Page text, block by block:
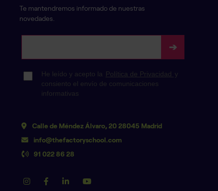
Te mantendremos informado de nuestras
novedades.
Calle de Méndez Álvaro, 20 28045 Madrid
info@thefactoryschool.com
91 022 86 28